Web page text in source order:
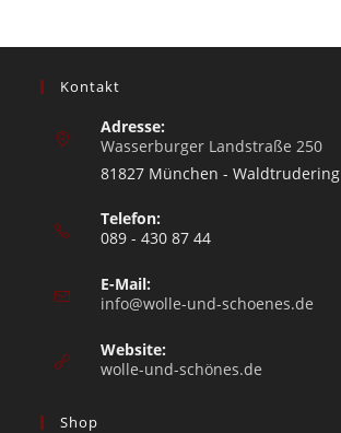
Kontakt
Adresse:
Wasserburger Landstraße 250
81827 München - Waldtrudering
Telefon:
089 - 430 87 44
E-Mail:
info@wolle-und-schoenes.de
Website:
wolle-und-schönes.de
Shop